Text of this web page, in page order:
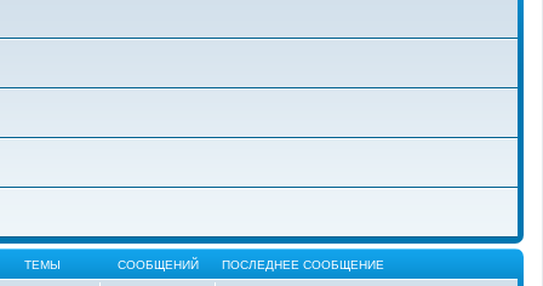
ТЕМЫ СООБЩЕНИЙ ПОСЛЕДНЕЕ СООБЩЕНИЕ